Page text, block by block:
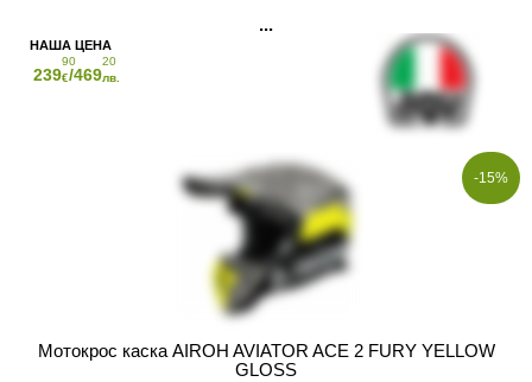
239
90
€/469
20
лв.
-15%
Мотокрос каска AIROH AVIATOR ACE 2 FURY YELLOW
GLOSS